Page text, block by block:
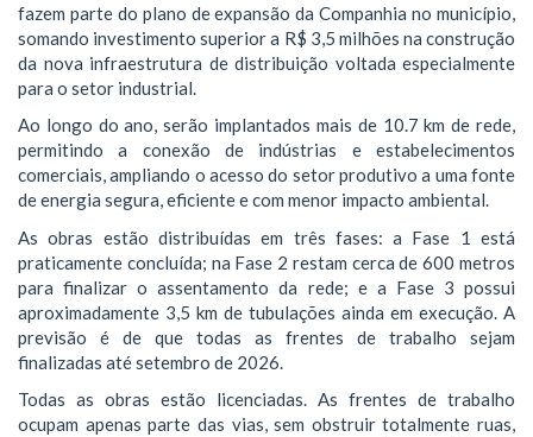
fazem parte do plano de expansão da Companhia no município,
somando investimento superior a R$ 3,5 milhões na construção
da nova infraestrutura de distribuição voltada especialmente
para o setor industrial.
Ao longo do ano, serão implantados mais de 10.7 km de rede,
permitindo a conexão de indústrias e estabelecimentos
comerciais, ampliando o acesso do setor produtivo a uma fonte
de energia segura, eficiente e com menor impacto ambiental.
As obras estão distribuídas em três fases: a Fase 1 está
praticamente concluída; na Fase 2 restam cerca de 600 metros
para finalizar o assentamento da rede; e a Fase 3 possui
aproximadamente 3,5 km de tubulações ainda em execução. A
previsão é de que todas as frentes de trabalho sejam
finalizadas até setembro de 2026.
Todas as obras estão licenciadas. As frentes de trabalho
ocupam apenas parte das vias, sem obstruir totalmente ruas,